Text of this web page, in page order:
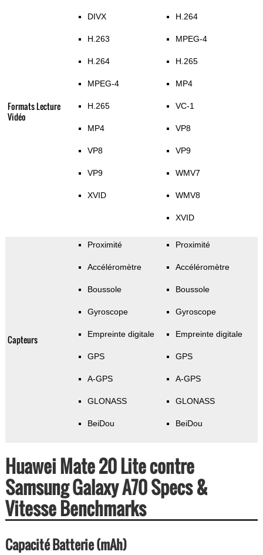
Formats Lecture
Vidéo
DIVX
H.263
H.264
MPEG-4
H.265
MP4
VP8
VP9
XVID
H.264
MPEG-4
H.265
MP4
VC-1
VP8
VP9
WMV7
WMV8
XVID
Capteurs
Proximité
Accéléromètre
Boussole
Gyroscope
Empreinte digitale
GPS
A-GPS
GLONASS
BeiDou
Proximité
Accéléromètre
Boussole
Gyroscope
Empreinte digitale
GPS
A-GPS
GLONASS
BeiDou
Huawei Mate 20 Lite contre
Samsung Galaxy A70 Specs &
Vitesse Benchmarks
Capacité Batterie (mAh)